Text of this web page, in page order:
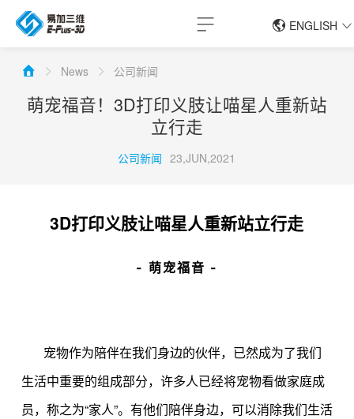
ENGLISH
ENGLISH
News 公司新闻
萌宠福音！3D打印义肢让喵星人重新站
立行走
公司新闻 23,JUN,2021
3D打印义肢让喵星人重新站立行走
- 萌宠福音 -
宠物作为陪伴在我们身边的伙伴，已然成为了我们
生活中重要的组成部分，许多人已经将宠物看做家庭成
员，称之为“家人”。有他们陪伴身边，可以消除我们生活